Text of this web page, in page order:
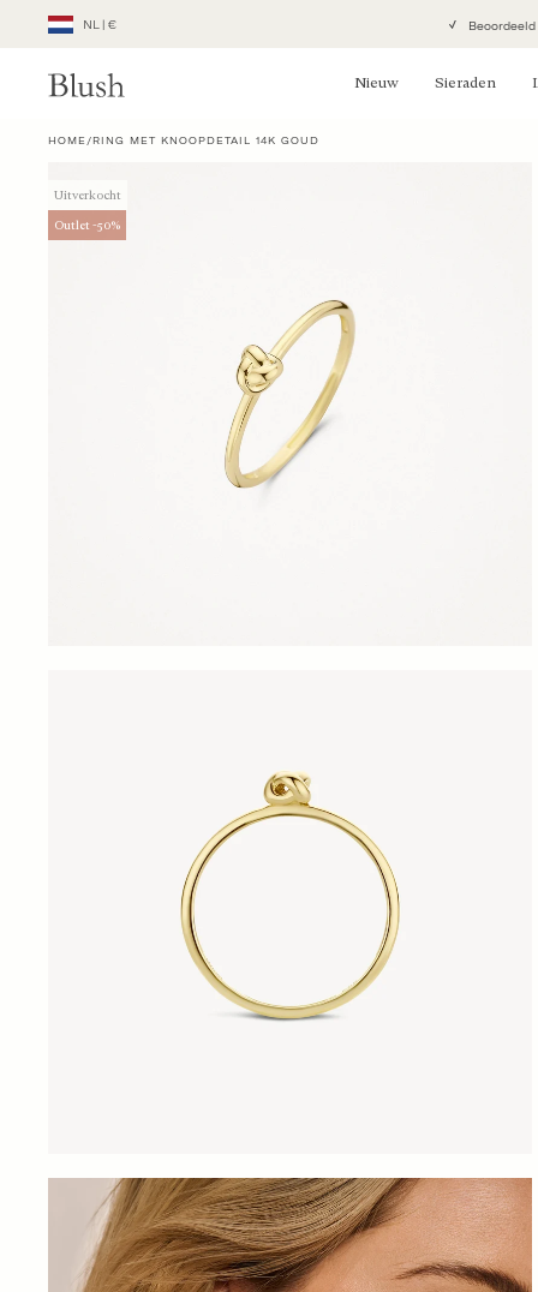
Geolocation Button: Nederland, NL, €
NL | €
Nieuw Sieraden
HOME /RING MET KNOOPDETAIL 14K GOUD
Uitverkocht
Outlet -50%